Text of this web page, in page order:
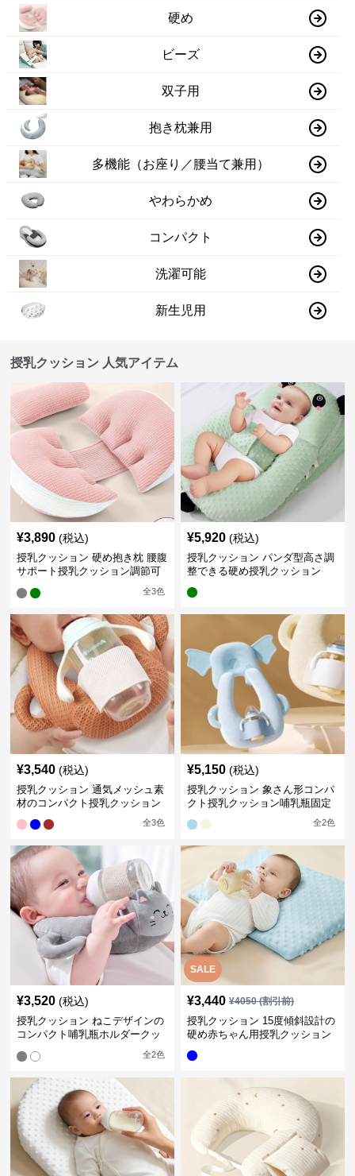
硬め
ビーズ
双子用
抱き枕兼用
多機能（お座り／腰当て兼用）
やわらかめ
コンパクト
洗濯可能
新生児用
授乳クッション 人気アイテム
¥3,890 (税込)
授乳クッション 硬め抱き枕 腰腹
サポート授乳クッション調節可
全3色
¥5,920 (税込)
授乳クッション パンダ型高さ調
整できる硬め授乳クッション
¥3,540 (税込)
授乳クッション 通気メッシュ素
材のコンパクト授乳クッション
全3色
¥5,150 (税込)
授乳クッション 象さん形コンパ
クト授乳クッション哺乳瓶固定
全2色
¥3,520 (税込)
授乳クッション ねこデザインの
コンパクト哺乳瓶ホルダークッ
全2色
SALE
¥3,440 ¥4050(割引前)
授乳クッション 15度傾斜設計の
硬め赤ちゃん用授乳クッション